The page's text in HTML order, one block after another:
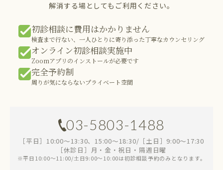
解消する場としてもご利用ください。
初診相談に費用はかかりません
検査まで行ない、一人ひとりに寄り添った丁寧なカウンセリング
オンライン初診相談実施中
Zoomアプリのインストールが必要です
完全予約制
周りが気にならないプライベート空間
03-5803-1488
［平日］10:00～13:30、15:00～18:30/［土日］9:00～17:30
［休診日］月・金・祝日・隔週日曜
※平日10:00～11:00/土日9:00～10:00は初診相談予約のみとなります。